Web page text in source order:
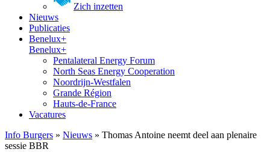
Zich inzetten
Nieuws
Publicaties
Benelux+
Benelux+
Pentalateral Energy Forum
North Seas Energy Cooperation
Noordrijn-Westfalen
Grande Région
Hauts-de-France
Vacatures
Info Burgers » Nieuws » Thomas Antoine neemt deel aan plenaire
sessie BBR